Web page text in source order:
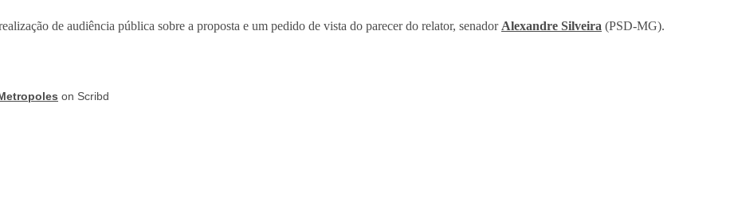
de audiência pública sobre a proposta e um pedido de vista do parecer do relator, senador Alexandre Silveira (PSD-MG).
on Scribd